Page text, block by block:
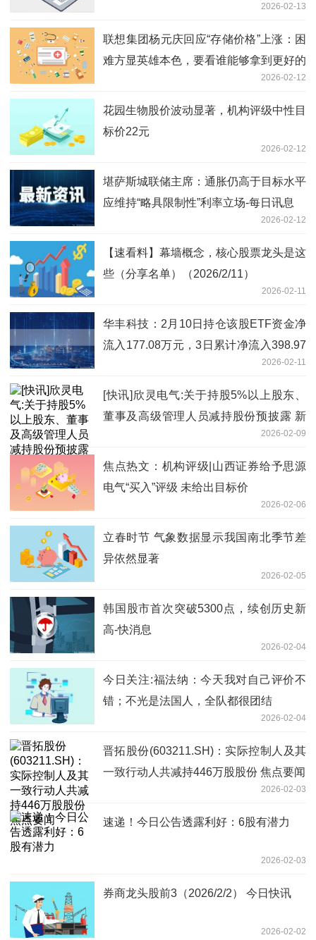
2026-02-13
联想集团杨元庆回应“存储价格”上涨：困
难方显英雄本色，要看谁能够拿到更好的
2026-02-12
花园生物股价波动显著，机构评级中性目
标价22元
2026-02-12
堪萨斯城联储主席：通胀仍高于目标水平
应维持“略具限制性”利率立场-每日讯息
2026-02-12
【速看料】幕墙概念，核心股票龙头是这
些（分享名单）（2026/2/11）
2026-02-11
华丰科技：2月10日持仓该股ETF资金净
流入177.08万元，3日累计净流入398.97
2026-02-11
[快讯]欣灵电气:关于持股5%以上股东、
董事及高级管理人员减持股份预披露 新
2026-02-09
焦点热文：机构评级|山西证券给予思源
电气“买入”评级 未给出目标价
2026-02-06
立春时节 气象数据显示我国南北季节差
异依然显著
2026-02-05
韩国股市首次突破5300点，续创历史新
高-快消息
2026-02-04
今日关注:福法纳：今天我对自己评价不
错；不光是法国人，全队都很团结
2026-02-04
晋拓股份(603211.SH)：实际控制人及其
一致行动人共减持446万股股份 焦点要闻
2026-02-03
速递！今日公告透露利好：6股有潜力
2026-02-03
券商龙头股前3（2026/2/2） 今日快讯
2026-02-02